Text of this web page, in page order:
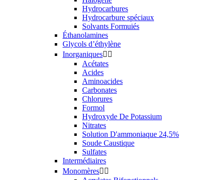
Hydrocarbures
Hydrocarbure spéciaux
Solvants Formuiés
Éthanolamines
Glycols d’éthylène
Inorganiques 
Acétates
Acides
Aminoacides
Carbonates
Chlorures
Formol
Hydroxyde De Potassium
Nitrates
Solution D'ammoniaque 24,5%
Soude Caustique
Sulfates
Intermédiaires
Monomères 